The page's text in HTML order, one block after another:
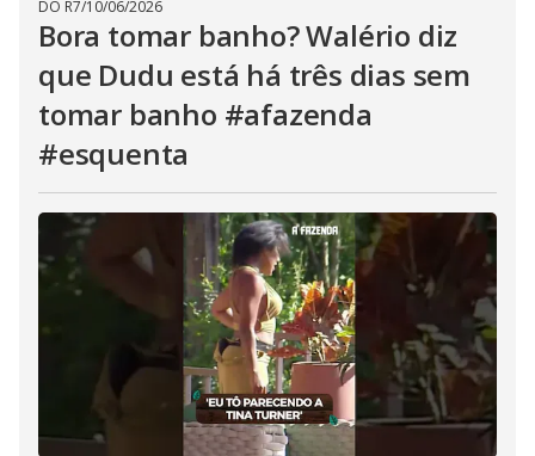
DO R7/10/06/2026
Bora tomar banho? Walério diz
que Dudu está há três dias sem
tomar banho #afazenda
#esquenta